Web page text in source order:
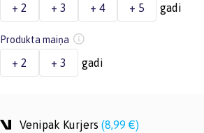
+ 2 + 3 + 4 + 5 gadi
Produkta maiņa
+ 2 + 3 gadi
Venipak Kurjers (8,99 €)